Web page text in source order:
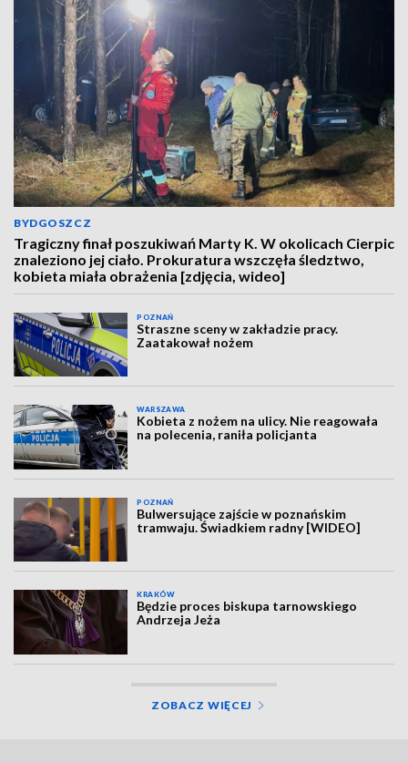
BYDGOSZCZ
Tragiczny finał poszukiwań Marty K. W okolicach Cierpic
znaleziono jej ciało. Prokuratura wszczęła śledztwo,
kobieta miała obrażenia [zdjęcia, wideo]
POZNAŃ
Straszne sceny w zakładzie pracy.
Zaatakował nożem
WARSZAWA
Kobieta z nożem na ulicy. Nie reagowała
na polecenia, raniła policjanta
POZNAŃ
Bulwersujące zajście w poznańskim
tramwaju. Świadkiem radny [WIDEO]
KRAKÓW
Będzie proces biskupa tarnowskiego
Andrzeja Jeża
ZOBACZ WIĘCEJ